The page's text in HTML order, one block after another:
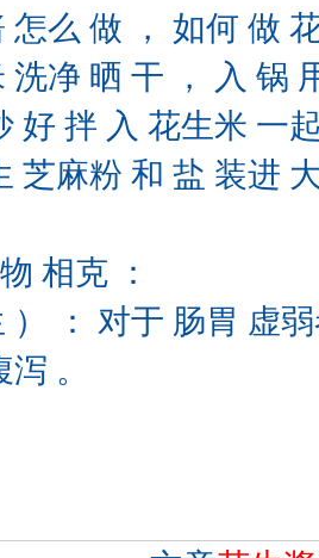
怎么 做 ， 如何 做
洗净 晒 干 ， 入 锅
好 拌 入 花生米 一
芝麻粉 和 盐 装进
相克 ：
） ： 对于 肠胃 虚
。